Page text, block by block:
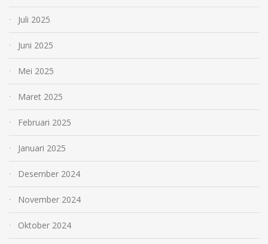
Juli 2025
Juni 2025
Mei 2025
Maret 2025
Februari 2025
Januari 2025
Desember 2024
November 2024
Oktober 2024